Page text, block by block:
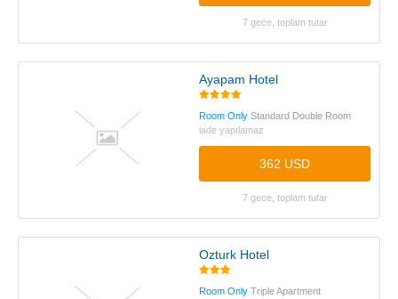
7 gece, toplam tutar
Ayapam Hotel
Room Only Standard Double Room
iade yapılamaz
362 USD
7 gece, toplam tutar
Ozturk Hotel
Room Only Triple Apartment